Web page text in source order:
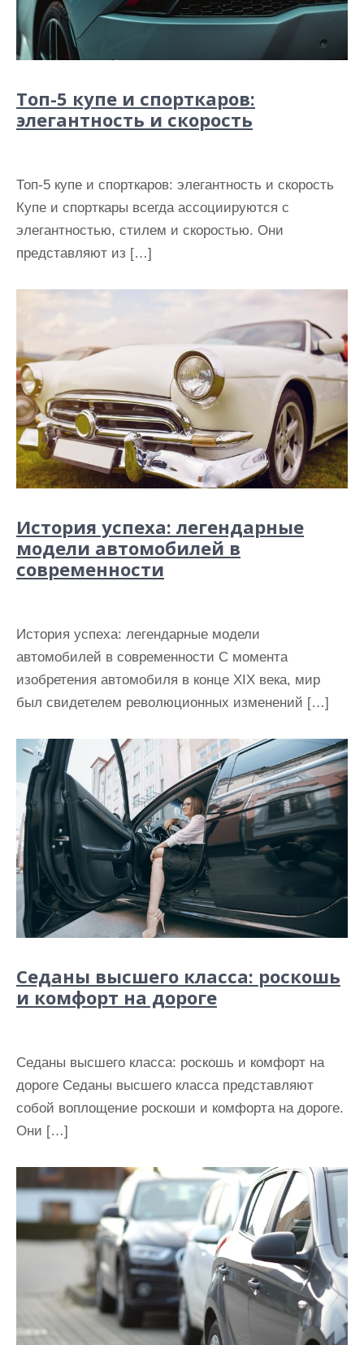
Топ-5 купе и спорткаров:
элегантность и скорость
Топ-5 купе и спорткаров: элегантность и скорость
Купе и спорткары всегда ассоциируются с
элегантностью, стилем и скоростью. Они
представляют из […]
История успеха: легендарные
модели автомобилей в
современности
История успеха: легендарные модели
автомобилей в современности С момента
изобретения автомобиля в конце XIX века, мир
был свидетелем революционных изменений […]
Седаны высшего класса: роскошь
и комфорт на дороге
Седаны высшего класса: роскошь и комфорт на
дороге Седаны высшего класса представляют
собой воплощение роскоши и комфорта на дороге.
Они […]